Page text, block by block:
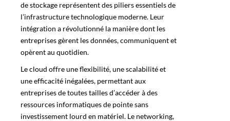
de stockage représentent des piliers essentiels de
l’infrastructure technologique moderne. Leur
intégration a révolutionné la manière dont les
entreprises gèrent les données, communiquent et
opèrent au quotidien.
Le cloud offre une flexibilité, une scalabilité et
une efficacité inégalées, permettant aux
entreprises de toutes tailles d’accéder à des
ressources informatiques de pointe sans
investissement lourd en matériel. Le networking,